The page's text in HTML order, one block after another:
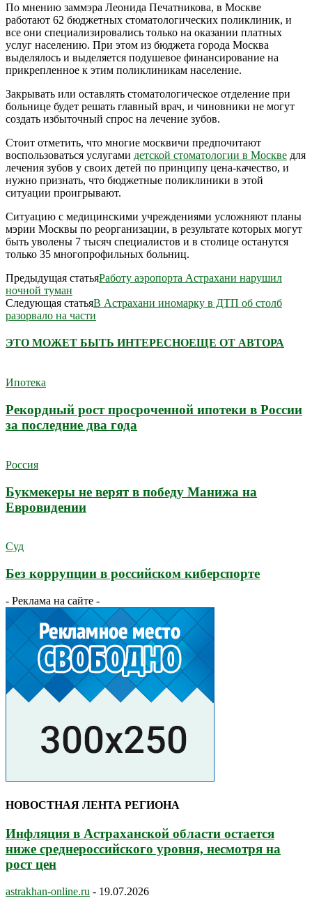
По мнению заммэра Леонида Печатникова, в Москве
работают 62 бюджетных стоматологических поликлиник, и
все они специализировались только на оказании платных
услуг населению. При этом из бюджета города Москва
выделялось и выделяется подушевое финансирование на
прикрепленное к этим поликлиникам население.
Закрывать или оставлять стоматологическое отделение при
больнице будет решать главный врач, и чиновники не могут
создать избыточный спрос на лечение зубов.
Стоит отметить, что многие москвичи предпочитают
воспользоваться услугами детской стоматологии в Москве для
лечения зубов у своих детей по принципу цена-качество, и
нужно признать, что бюджетные поликлиники в этой
ситуации проигрывают.
Ситуацию с медицинскими учреждениями усложняют планы
мэрии Москвы по реорганизации, в результате которых могут
быть уволены 7 тысяч специалистов и в столице останутся
только 35 многопрофильных больниц.
Предыдущая статьяРаботу аэропорта Астрахани нарушил
ночной туман
Следующая статьяВ Астрахани иномарку в ДТП об столб
разорвало на части
ЭТО МОЖЕТ БЫТЬ ИНТЕРЕСНОЕЩЕ ОТ АВТОРА
Ипотека
Рекордный рост просроченной ипотеки в России
за последние два года
Россия
Букмекеры не верят в победу Манижа на
Евровидении
Суд
Без коррупции в российском киберспорте
- Реклама на сайте -
НОВОСТНАЯ ЛЕНТА РЕГИОНА
Инфляция в Астраханской области остается
ниже среднероссийского уровня, несмотря на
рост цен
astrakhan-online.ru - 19.07.2026